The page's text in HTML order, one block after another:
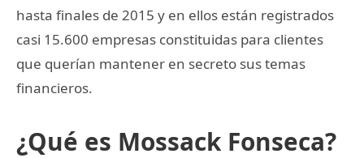
hasta finales de 2015 y en ellos están registrados
casi 15.600 empresas constituidas para clientes
que querían mantener en secreto sus temas
financieros.
¿Qué es Mossack Fonseca?